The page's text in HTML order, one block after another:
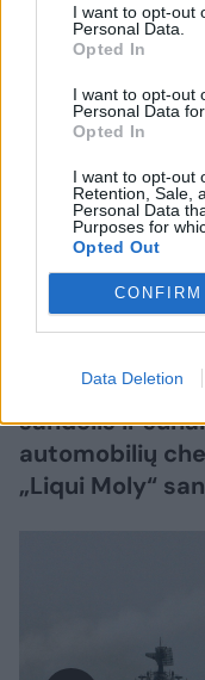
I want to opt-out
Personal Data.
Opted In
I want to opt-out
Personal Data
Opted In
I want to opt-out
Retention, Sale,
Personal Data
Purposes for
Opted Out
CONFIRM
Data Deletion
Rusai
2026 m. rugpjūčio 7 d.
Lrytas.lt
Per Rusijos
Juodojoje
buvo
sandėlis ir
automobilių
„Liqui Moly“